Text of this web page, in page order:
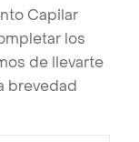
Capilar
los
de llevarte
brevedad